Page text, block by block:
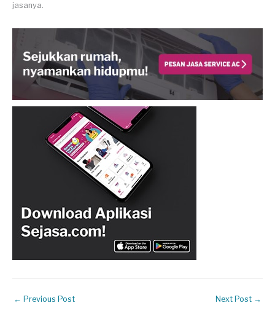
jasanya.
← Previous Post Next Post →